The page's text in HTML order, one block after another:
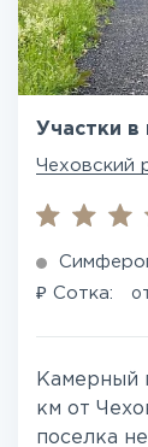
Участки
Чеховский
₽ Сотка:
Камерный
км от
поселка